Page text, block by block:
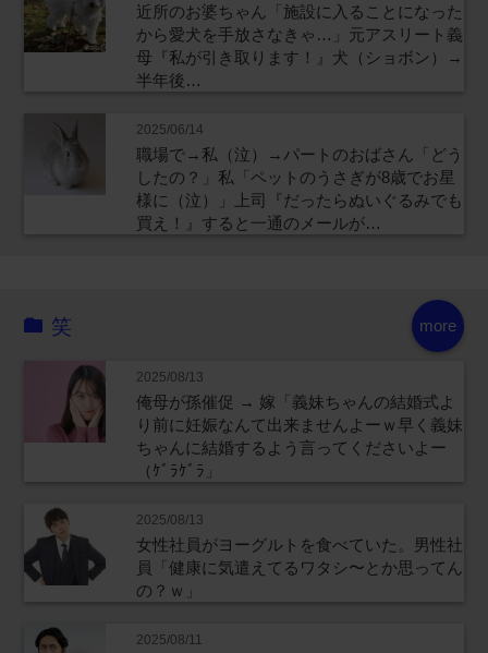
近所のお婆ちゃん「施設に入ることになった
から愛犬を手放さなきゃ…」元アスリート義
母『私が引き取ります！』犬（ショボン）→
半年後…
2025/06/14
職場で→私（泣）→パートのおばさん「どう
したの？」私「ペットのうさぎが8歳でお星
様に（泣）」上司『だったらぬいぐるみでも
買え！』すると一通のメールが…
more
笑
2025/08/13
俺母が孫催促 → 嫁「義妹ちゃんの結婚式よ
り前に妊娠なんて出来ませんよーｗ早く義妹
ちゃんに結婚するよう言ってくださいよー
（ｹﾞﾗｹﾞﾗ」
2025/08/13
女性社員がヨーグルトを食べていた。男性社
員「健康に気遣えてるワタシ〜とか思ってん
の？ｗ」
2025/08/11